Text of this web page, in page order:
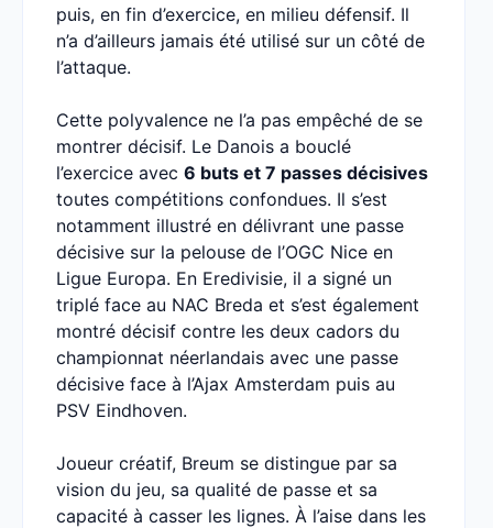
puis, en fin d’exercice, en milieu défensif. Il
n’a d’ailleurs jamais été utilisé sur un côté de
l’attaque.
Cette polyvalence ne l’a pas empêché de se
montrer décisif. Le Danois a bouclé
l’exercice avec 6 buts et 7 passes décisives
toutes compétitions confondues. Il s’est
notamment illustré en délivrant une passe
décisive sur la pelouse de l’OGC Nice en
Ligue Europa. En Eredivisie, il a signé un
triplé face au NAC Breda et s’est également
montré décisif contre les deux cadors du
championnat néerlandais avec une passe
décisive face à l’Ajax Amsterdam puis au
PSV Eindhoven.
Joueur créatif, Breum se distingue par sa
vision du jeu, sa qualité de passe et sa
capacité à casser les lignes. À l’aise dans les